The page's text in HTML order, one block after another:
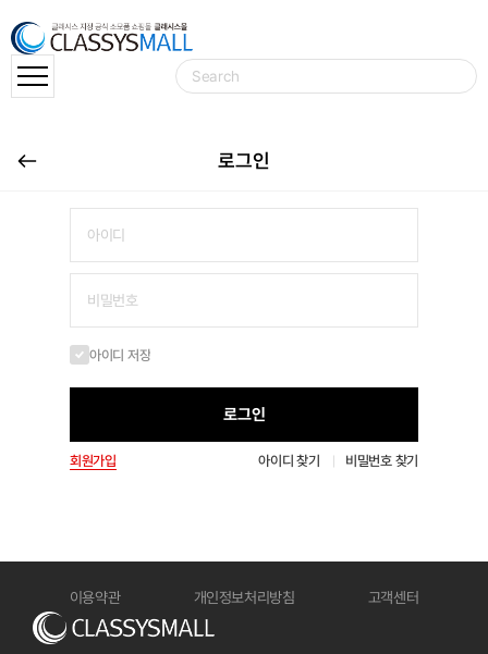
로그인
아이디 저장
로그인
회원가입 아이디 찾기 비밀번호 찾기
이용약관 개인정보처리방침 고객센터